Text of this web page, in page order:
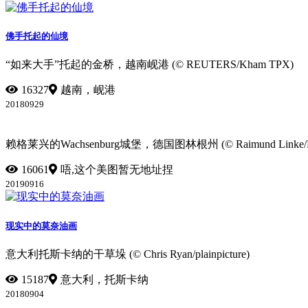
佛手托起的仙境
“如来大手”托起的金桥，越南岘港 (© REUTERS/Kham TPX)
16327 越南，岘港
20180929
赖格莱兴的Wachsenburg城堡，德国图林根州 (© Raimund Linke/
16061 唔,这个美图暂无地址捏
20190916
现实中的莫奈油画
意大利托斯卡纳的干草垛 (© Chris Ryan/plainpicture)
15187 意大利，托斯卡纳
20180904